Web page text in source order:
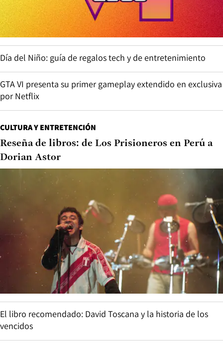
Día del Niño: guía de regalos tech y de entretenimiento
GTA VI presenta su primer gameplay extendido en exclusiva
por Netflix
CULTURA Y ENTRETENCIÓN
Reseña de libros: de Los Prisioneros en Perú a
Dorian Astor
El libro recomendado: David Toscana y la historia de los
vencidos